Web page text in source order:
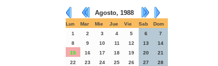
Agosto, 1988
Lun Mar Mie Jue Vie Sab
Dom
1
2 3 4 5 6
7
8
9 10 11 12 13
14
15
16 17 18 19 20
21
22
23 24 25 26 27
28